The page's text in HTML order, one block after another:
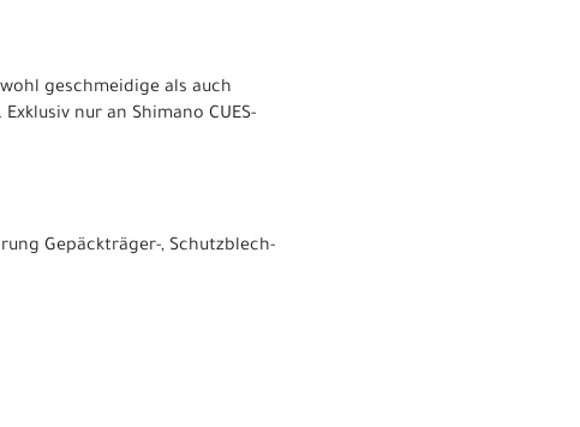
geschmeidige als auch
nur an Shimano CUES-
Gepäckträger-, Schutzblech-